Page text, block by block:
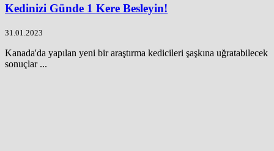
Kedinizi Günde 1 Kere Besleyin!
31.01.2023
Kanada'da yapılan yeni bir araştırma kedicileri şaşkına uğratabilecek
sonuçlar ...